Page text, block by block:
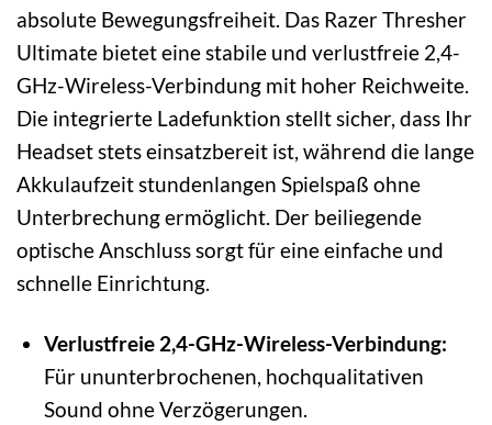
absolute Bewegungsfreiheit. Das Razer Thresher
Ultimate bietet eine stabile und verlustfreie 2,4-
GHz-Wireless-Verbindung mit hoher Reichweite.
Die integrierte Ladefunktion stellt sicher, dass Ihr
Headset stets einsatzbereit ist, während die lange
Akkulaufzeit stundenlangen Spielspaß ohne
Unterbrechung ermöglicht. Der beiliegende
optische Anschluss sorgt für eine einfache und
schnelle Einrichtung.
Verlustfreie 2,4-GHz-Wireless-Verbindung:
Für ununterbrochenen, hochqualitativen
Sound ohne Verzögerungen.